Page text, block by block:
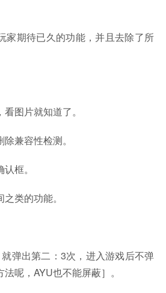
期待已久的功能，并且去除了所
图片就知道了。
兼容性检测。
框。
类的功能。
出第二：3次，进入游戏后不弹
法呢，AYU也不能屏蔽］。